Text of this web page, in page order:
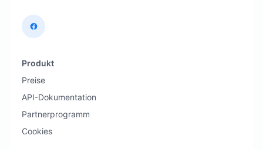
Produkt
Preise
API-Dokumentation
Partnerprogramm
Cookies